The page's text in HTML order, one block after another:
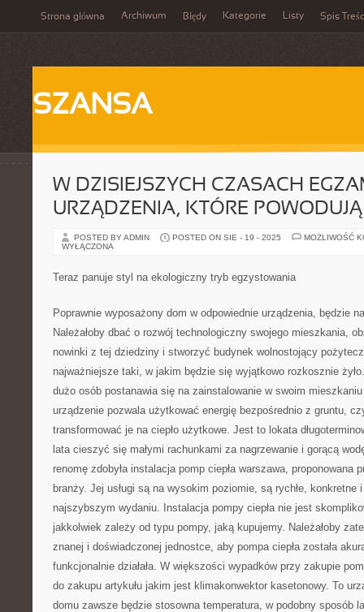
Strona główna Archiwum Błędy Kategorie Listy Spis
SZANSA
W DZISIEJSZYCH CZASACH
URZĄDZENIA, KTÓRE POWODUJĄ
POSTED BY ADMIN POSTED ON SIE - 19 - 2025
MOŻLIWOŚĆ
WYŁĄCZONA
Teraz panuje styl na ekologiczny tryb egzystowania
Poprawnie wyposażony dom w odpowiednie urządzenia, będzie
Należałoby dbać o rozwój technologiczny swojego mieszkania,
nowinki z tej dziedziny i stworzyć budynek wolnostojący
najważniejsze taki, w jakim będzie się wyjątkowo rozkosznie
dużo osób postanawia się na zainstalowanie w swoim mieszkaniu
urządzenie pozwala użytkować energię bezpośrednio z gruntu,
transformować je na ciepło użytkowe. Jest to lokata
lata cieszyć się małymi rachunkami za nagrzewanie i gorącą
renomę zdobyła instalacja pomp ciepła warszawa, proponowana
branży. Jej usługi są na wysokim poziomie, są rychłe, konkretne
najszybszym wydaniu. Instalacja pompy ciepła nie jest
jakkolwiek zależy od typu pompy, jaką kupujemy. Należałoby
znanej i doświadczonej jednostce, aby pompa ciepła została
funkcjonalnie działała. W większości wypadków przy zakupie
do zakupu artykułu jakim jest klimakonwektor kasetonowy. To
domu zawsze będzie stosowna temperatura, w podobny sposób